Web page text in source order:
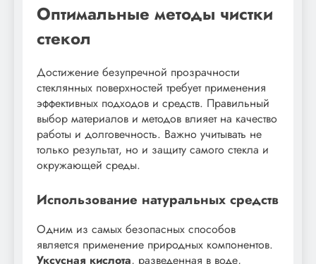
Оптимальные методы чистки
стекол
Достижение безупречной прозрачности
стеклянных поверхностей требует применения
эффективных подходов и средств. Правильный
выбор материалов и методов влияет на качество
работы и долговечность. Важно учитывать не
только результат, но и защиту самого стекла и
окружающей среды.
Использование натуральных средств
Одним из самых безопасных способов
является применение природных компонентов.
Уксусная кислота, разведенная в воде,